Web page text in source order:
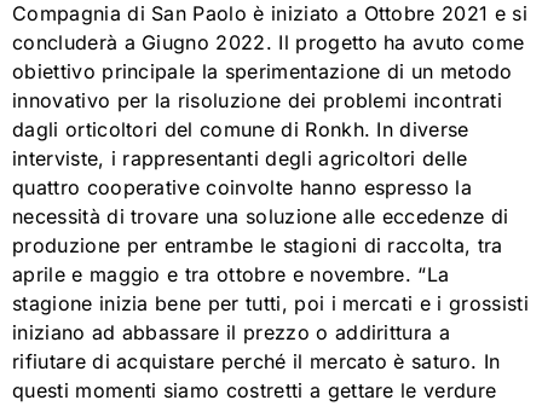
Compagnia di San Paolo è iniziato a Ottobre 2021 e si
concluderà a Giugno 2022. Il progetto ha avuto come
obiettivo principale la sperimentazione di un metodo
innovativo per la risoluzione dei problemi incontrati
dagli orticoltori del comune di Ronkh. In diverse
interviste, i rappresentanti degli agricoltori delle
quattro cooperative coinvolte hanno espresso la
necessità di trovare una soluzione alle eccedenze di
produzione per entrambe le stagioni di raccolta, tra
aprile e maggio e tra ottobre e novembre. “La
stagione inizia bene per tutti, poi i mercati e i grossisti
iniziano ad abbassare il prezzo o addirittura a
rifiutare di acquistare perché il mercato è saturo. In
questi momenti siamo costretti a gettare le verdure